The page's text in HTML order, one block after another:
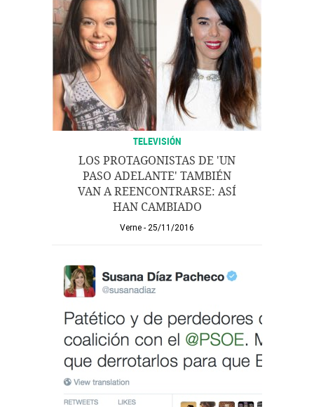
TELEVISIÓN
LOS PROTAGONISTAS DE 'UN
PASO ADELANTE' TAMBIÉN
VAN A REENCONTRARSE: ASÍ
HAN CAMBIADO
Verne 25/11/2016